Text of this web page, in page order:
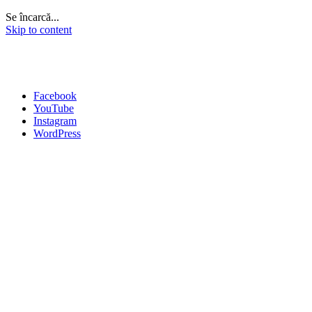
Se încarcă...
Skip to content
Facebook
YouTube
Instagram
WordPress